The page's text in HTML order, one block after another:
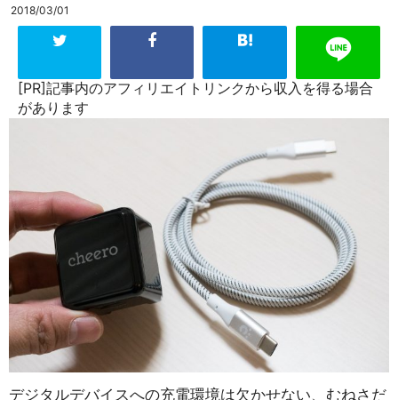
2018/03/01
[PR]記事内のアフィリエイトリンクから収入を得る場合
があります
デジタルデバイスへの充電環境は欠かせない、むねさだ